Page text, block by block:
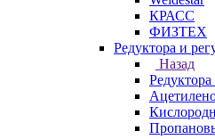
КРАСС
ФИЗТЕХ
Редуктора и
Назад
Редуктора